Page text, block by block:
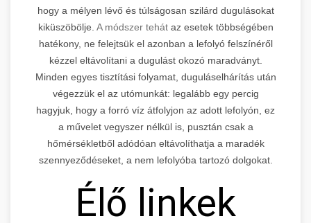
hogy a mélyen lévő és túlságosan szilárd dugulásokat
kiküszöbölje. A módszer tehátaz esetek többségében
hatékony, ne felejtsük el azonban a lefolyó felszínéről
kézzel eltávolítani a dugulást okozó maradványt.
Minden egyes tisztítási folyamat, duguláselhárítás után
végezzük el az utómunkát: legalább egy percig
hagyjuk, hogy a forró víz átfolyjon az adott lefolyón, ez
a művelet vegyszer nélkül is, pusztán csak a
hőmérsékletből adódóan eltávolíthatja a maradék
szennyeződéseket, a nem lefolyóba tartozó dolgokat.
Élő linkek